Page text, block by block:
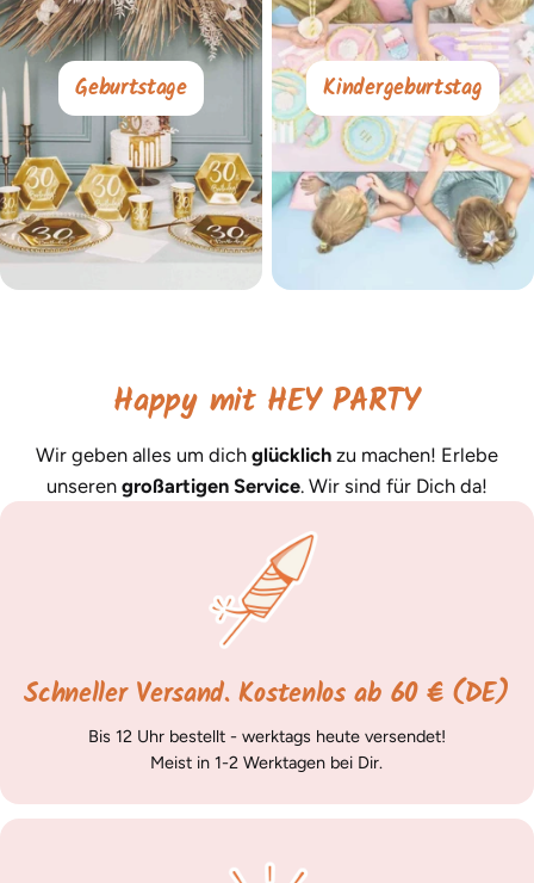
Geburtstage Kindergeburtstag
Happy mit HEY PARTY
Wir geben alles um dich glücklich zu machen! Erlebe
unseren großartigen Service. Wir sind für Dich da!
Schneller Versand. Kostenlos ab 60 € (DE)
Bis 12 Uhr bestellt - werktags heute versendet!
Meist in 1-2 Werktagen bei Dir.